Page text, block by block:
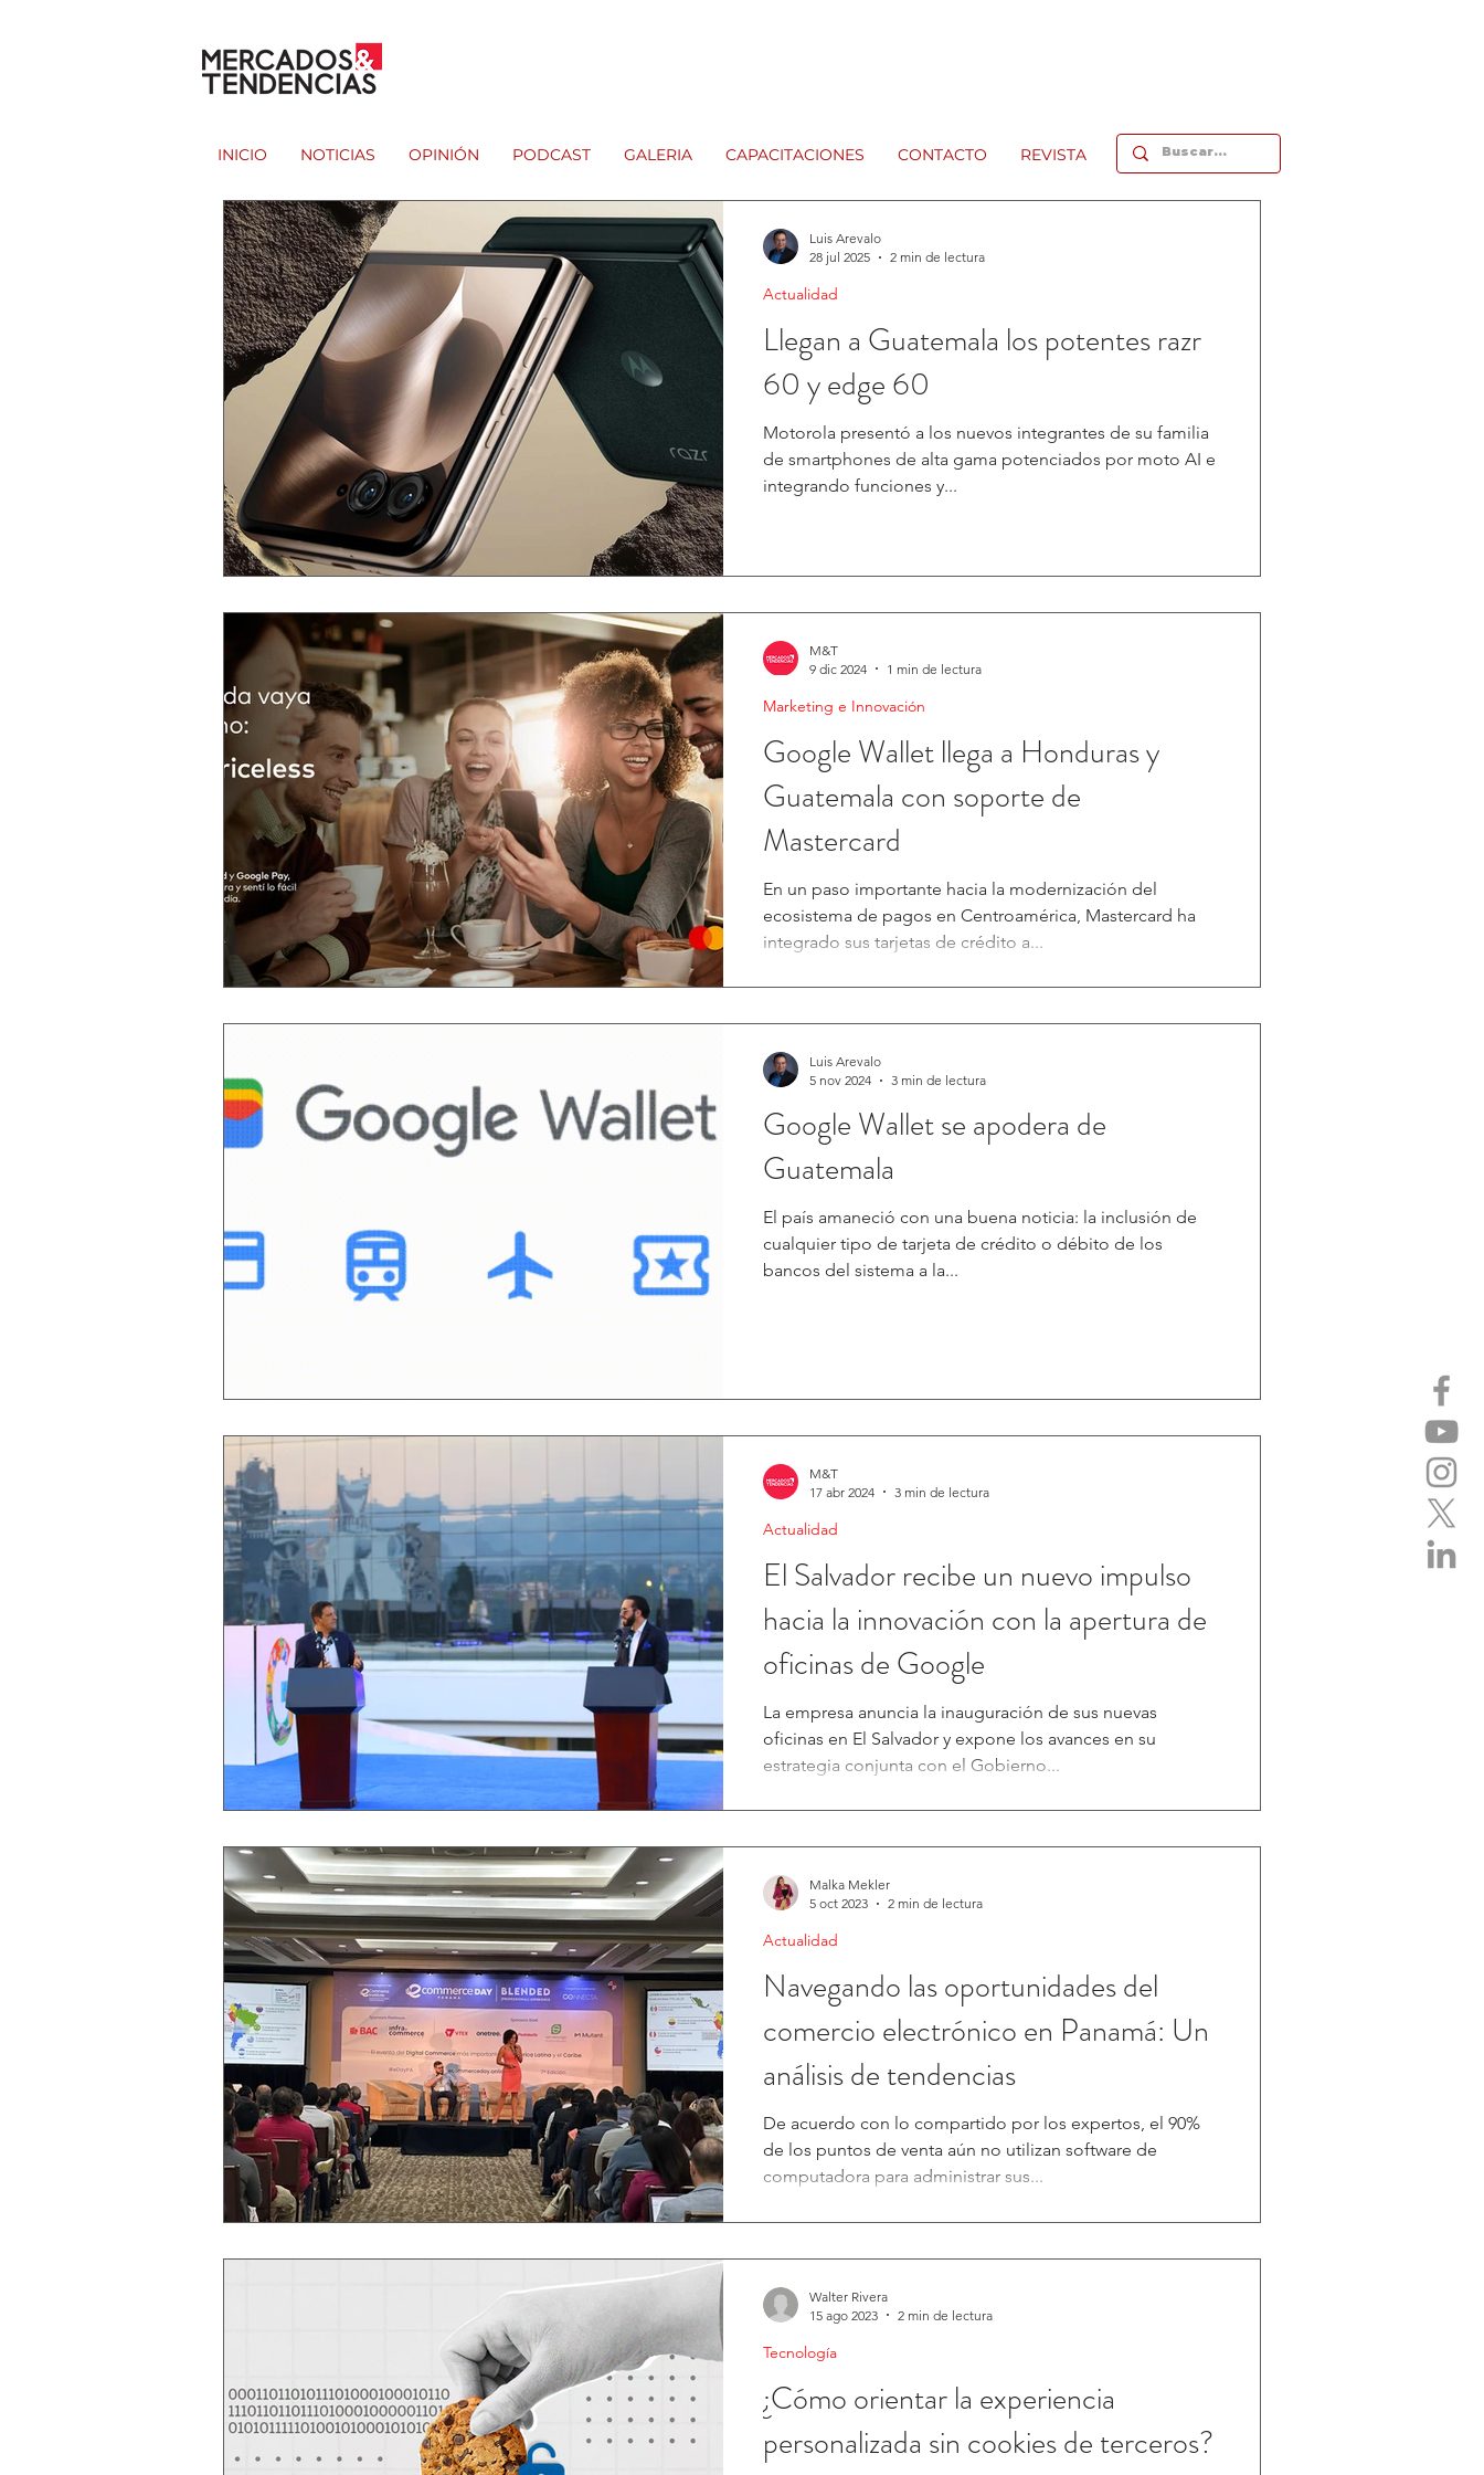
INICIO NOTICIAS OPINIÓN PODCAST GALERIA CAPACITACIONES CONTACTO REVISTA
Llegan a Guatemala los potentes razr
60 y edge 60
Motorola presentó a los nuevos integrantes de su familia
de smartphones de alta gama potenciados por moto AI e
integrando funciones y...
Actualidad
Luis Arevalo
28 jul 2025
2 min de lectura
Google Wallet llega a Honduras y
Guatemala con soporte de
Mastercard
En un paso importante hacia la modernización del
ecosistema de pagos en Centroamérica, Mastercard ha
integrado sus tarjetas de crédito a...
Marketing e Innovación
M&T
9 dic 2024
1 min de lectura
Google Wallet se apodera de
Guatemala
El país amaneció con una buena noticia: la inclusión de
cualquier tipo de tarjeta de crédito o débito de los
bancos del sistema a la...
Luis Arevalo
5 nov 2024
3 min de lectura
El Salvador recibe un nuevo impulso
hacia la innovación con la apertura de
oficinas de Google
La empresa anuncia la inauguración de sus nuevas
oficinas en El Salvador y expone los avances en su
estrategia conjunta con el Gobierno...
Actualidad
M&T
17 abr 2024
3 min de lectura
Navegando las oportunidades del
comercio electrónico en Panamá: Un
análisis de tendencias
De acuerdo con lo compartido por los expertos, el 90%
de los puntos de venta aún no utilizan software de
computadora para administrar sus...
Actualidad
Malka Mekler
5 oct 2023
2 min de lectura
¿Cómo orientar la experiencia
personalizada sin cookies de terceros?
Tecnología
Walter Rivera
15 ago 2023
2 min de lectura